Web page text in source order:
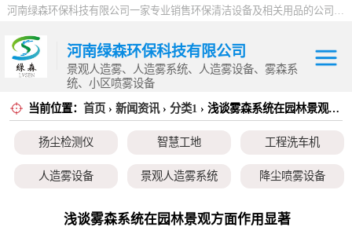
河南绿森环保科技有限公司一家专业销售环保清洁设备及相关用品的公司，产品包括：音乐喷泉、雾森系统、人造雾设备、景观人造雾、人造雾系统、小区喷雾设备、高压喷雾降尘设备、料仓喷雾除尘系统、喷雾降温加湿设备、郑州喷雾消毒设备，等八大系列上百个品种。
河南绿森环保科技有限公司
景观人造雾、人造雾系统、人造雾设备、雾森系
统、小区喷雾设备
当前位置： 首页 › 新闻资讯› 分类1 › 浅谈雾森系统在园林景观方面作用显著
扬尘检测仪 智慧工地 工程洗车机
人造雾设备 景观人造雾系统 降尘喷雾设备
小区喷雾设备 高空除尘雾桩 广场音乐喷泉
浅谈雾森系统在园林景观方面作用显著
扬尘检测仪
智慧工地
人造雾设备